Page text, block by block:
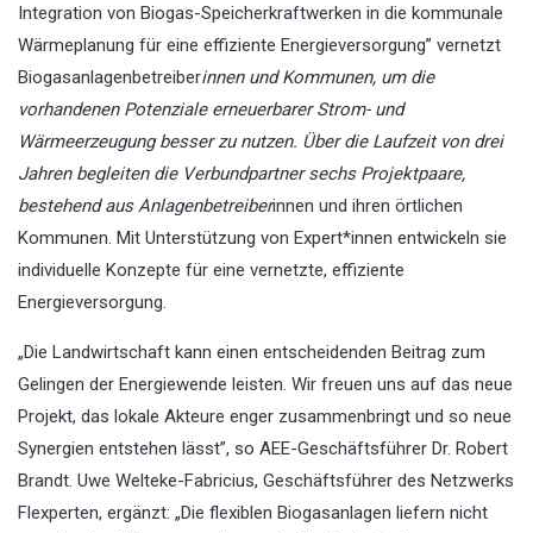
Integration von Biogas-Speicherkraftwerken in die kommunale
Wärmeplanung für eine effiziente Energieversorgung” vernetzt
Biogasanlagenbetreiberinnen und Kommunen, um die
vorhandenen Potenziale erneuerbarer Strom- und
Wärmeerzeugung besser zu nutzen. Über die Laufzeit von drei
Jahren begleiten die Verbundpartner sechs Projektpaare,
bestehend aus Anlagenbetreiberinnen und ihren örtlichen
Kommunen. Mit Unterstützung von Expert*innen entwickeln sie
individuelle Konzepte für eine vernetzte, effiziente
Energieversorgung.
„Die Landwirtschaft kann einen entscheidenden Beitrag zum
Gelingen der Energiewende leisten. Wir freuen uns auf das neue
Projekt, das lokale Akteure enger zusammenbringt und so neue
Synergien entstehen lässt”, so AEE-Geschäftsführer Dr. Robert
Brandt. Uwe Welteke-Fabricius, Geschäftsführer des Netzwerks
Flexperten, ergänzt: „Die flexiblen Biogasanlagen liefern nicht